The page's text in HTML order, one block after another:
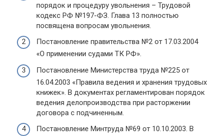
порядок и процедуру увольнения – Трудовой
кодекс РФ №197-ФЗ. Глава 13 полностью
посвящена вопросам увольнения.
Постановление правительства №2 от 17.03.2004
«О применении судами ТК РФ».
Постановление Министерства труда №225 от
16.04.2003 «Правила ведения и хранения трудовых
книжек». В документах регламентирован порядок
ведения делопроизводства при расторжении
договора с подчиненным.
Постановление Минтруда №69 от 10.10.2003. В